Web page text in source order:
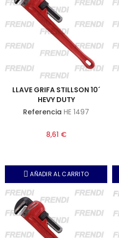
LLAVE GRIFA STILLSON 10´
HEVY DUTY
Referencia HE 1497
8,61 €
AÑADIR AL CARRITO